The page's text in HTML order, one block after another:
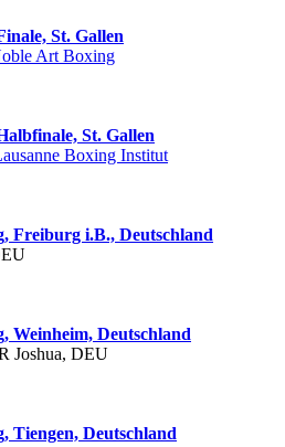
St. Gallen
Art Boxing
St. Gallen
Boxing Institut
Freiburg i.B., Deutschland
Weinheim, Deutschland
Joshua, DEU
Tiengen, Deutschland